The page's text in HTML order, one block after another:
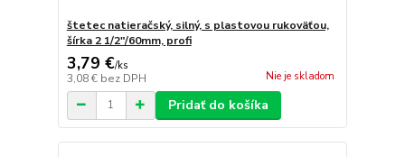
štetec natieračský, silný, s plastovou rukoväťou,
šírka 2 1/2"/60mm, profi
3,79 €/ks
3,08 € bez DPH Nie je skladom
Pridať do košíka